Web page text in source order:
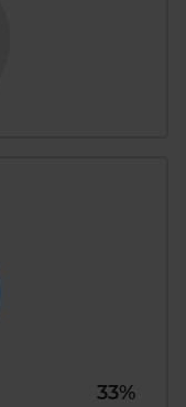
33%